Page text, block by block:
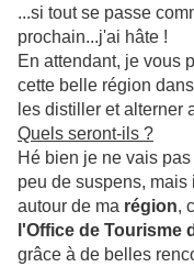
...si tout se passe
prochain...j'ai hâte !
En attendant, je vous
cette belle région
les distiller et alterner
Quels seront-ils ?
Hé bien je ne vais
peu de suspens,
autour de ma région,
l'Office de Tourisme
grâce à de belles